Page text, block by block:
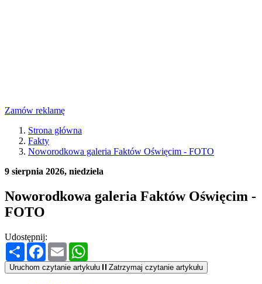
Zamów reklamę
Strona główna
Fakty
Noworodkowa galeria Faktów Oświęcim - FOTO
9 sierpnia 2026, niedziela
Noworodkowa galeria Faktów Oświęcim -
FOTO
Udostępnij:
Podziel
się
Facebook
Email
Uruchom czytanie artykułu Zatrzymaj czytanie artykułu